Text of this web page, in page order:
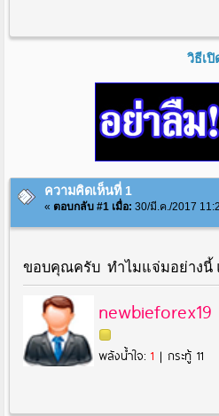
วิธีเ
ความคิดเห็นที่ 1
« ตอบกลับ #1 เมื่อ: 30/มี.ค./2017
ขอบคุณครับ ทำไมแจ่มอย่างนี้
newbieforex19
พลังน้ำใจ: 1 | กระทู้ 11